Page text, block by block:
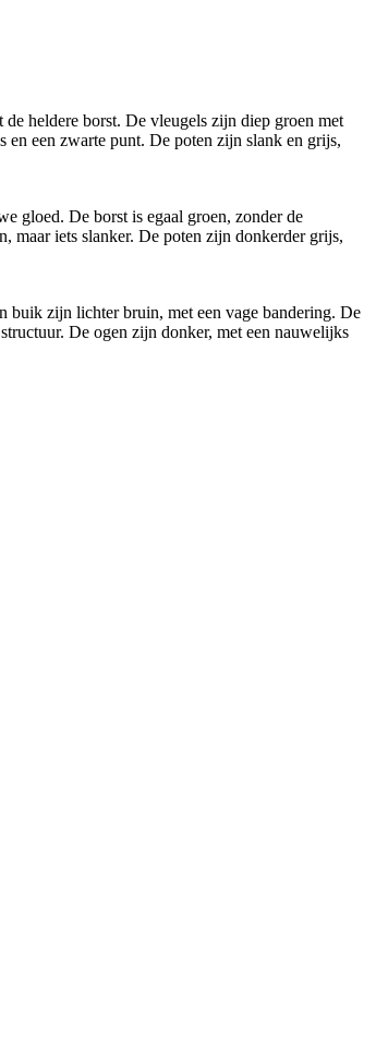
heldere borst. De vleugels zijn diep groen met
en een zwarte punt. De poten zijn slank en grijs,
gloed. De borst is egaal groen, zonder de
maar iets slanker. De poten zijn donkerder grijs,
buik zijn lichter bruin, met een vage bandering. De
De ogen zijn donker, met een nauwelijks